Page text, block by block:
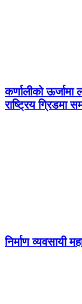
कर्णालीको
राष्ट्रिय ग्रिडमा
निर्माण व्यवसायी